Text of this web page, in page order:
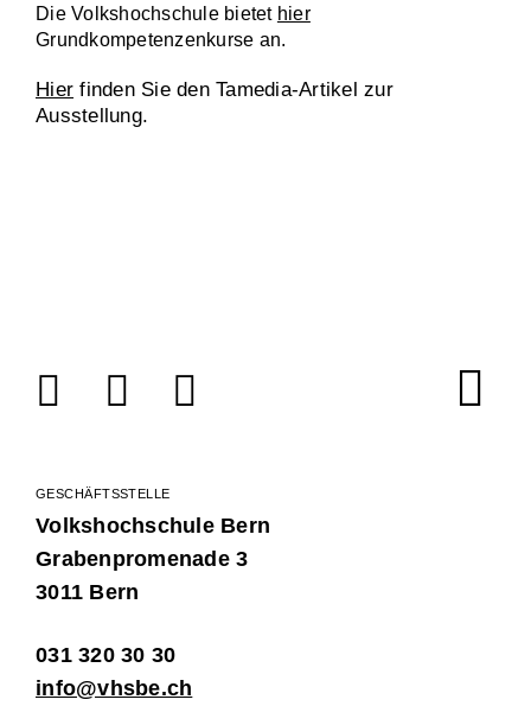
Die Volkshochschule bietet hier
Grundkompetenzenkurse an.
Hier finden Sie den Tamedia-Artikel zur
Ausstellung.
GESCHÄFTSSTELLE
Volkshochschule Bern
Grabenpromenade 3
3011 Bern
031 320 30 30
info@vhsbe.ch
FacebookInstagram